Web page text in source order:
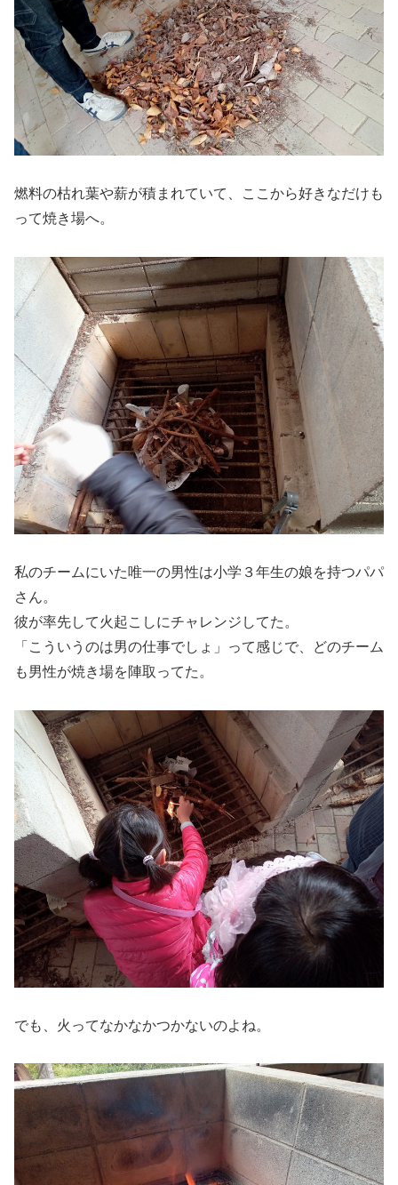
燃料の枯れ葉や薪が積まれていて、ここから好きなだけも
って焼き場へ。
私のチームにいた唯一の男性は小学３年生の娘を持つパパ
さん。
彼が率先して火起こしにチャレンジしてた。
「こういうのは男の仕事でしょ」って感じで、どのチーム
も男性が焼き場を陣取ってた。
でも、火ってなかなかつかないのよね。